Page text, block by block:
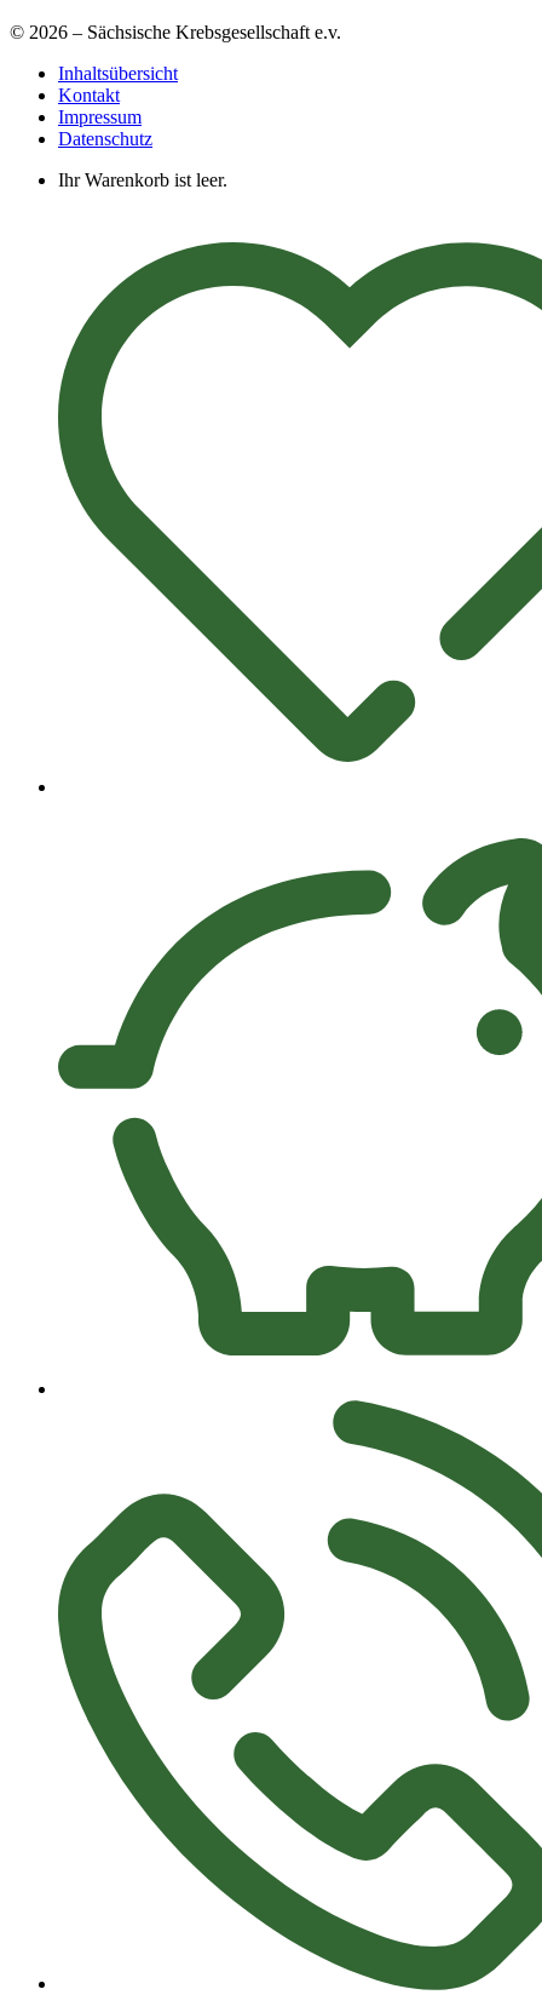
© 2026 – Sächsische Krebsgesellschaft e.v.
Inhaltsübersicht
Kontakt
Impressum
Datenschutz
Ihr Warenkorb ist leer.